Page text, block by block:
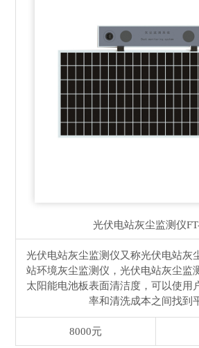
光伏电站灰尘监测仪
光伏电站灰尘监测仪又称光伏电站灰
站环境灰尘监测仪，光伏电站灰尘监
太阳能电池板表面清洁度，可以使用
率和清洗成本之间找到
8000元